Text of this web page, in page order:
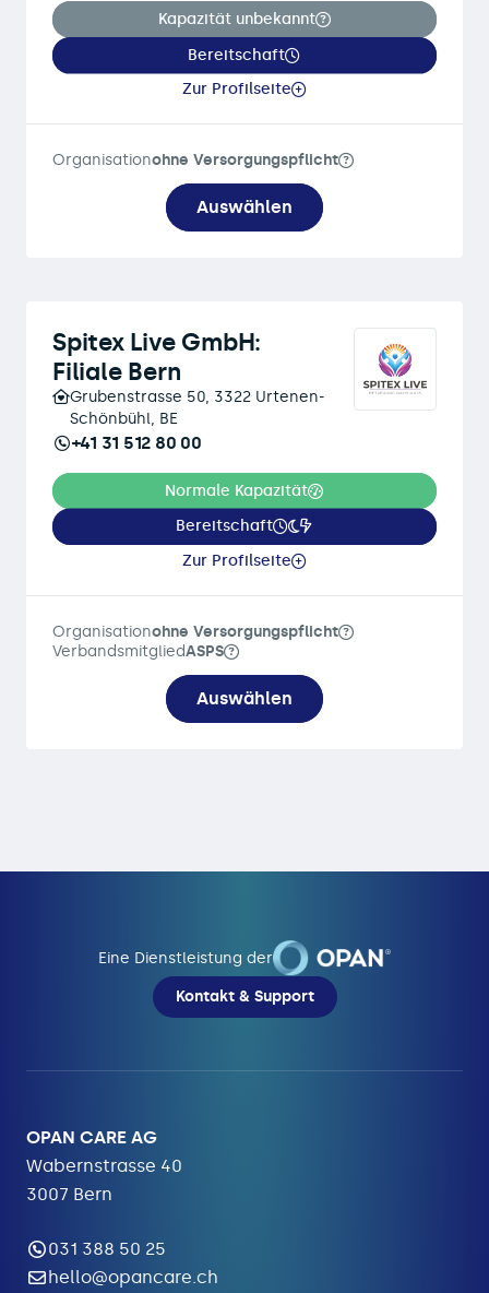
Kapazität unbekannt
Bereitschaft
Zur Profilseite
Organisationohne Versorgungspflicht
Auswählen
Spitex Live GmbH:
Filiale Bern
Grubenstrasse 50, 3322 Urtenen-
Schönbühl, BE
+41 31 512 80 00
Normale Kapazität
Bereitschaft
Zur Profilseite
Organisationohne Versorgungspflicht
VerbandsmitgliedASPS
Auswählen
Eine Dienstleistung der
Kontakt & Support
OPAN CARE AG
Wabernstrasse 40
3007 Bern
031 388 50 25
hello@opancare.ch